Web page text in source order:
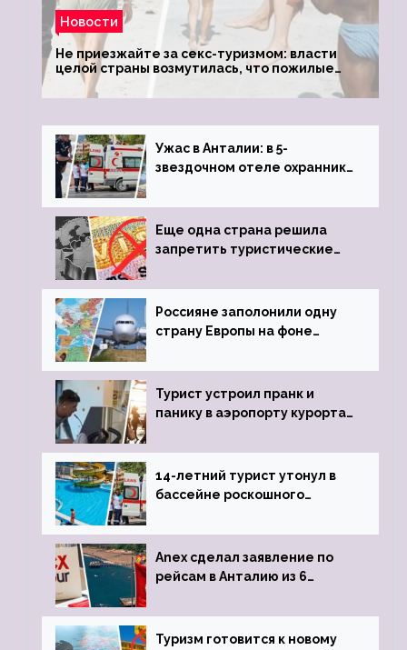
Новости
Не приезжайте за секс-туризмом: власти
целой страны возмутилась, что пожилые
туристки массово едут к ним, чтобы
обзавестись молодыми любовниками
Ужас в Анталии: в 5-
звездочном отеле охранник
пистолета
Еще одна страна решила
запретить туристические
Россияне заполонили одну
страну Европы на фоне
виз
Турист устроил пранк и
панику в аэропорту курорта,
задержке рейса
14-летний турист утонул в
бассейне роскошного
Anex сделал заявление по
рейсам в Анталию из 6
Туризм готовится к новому